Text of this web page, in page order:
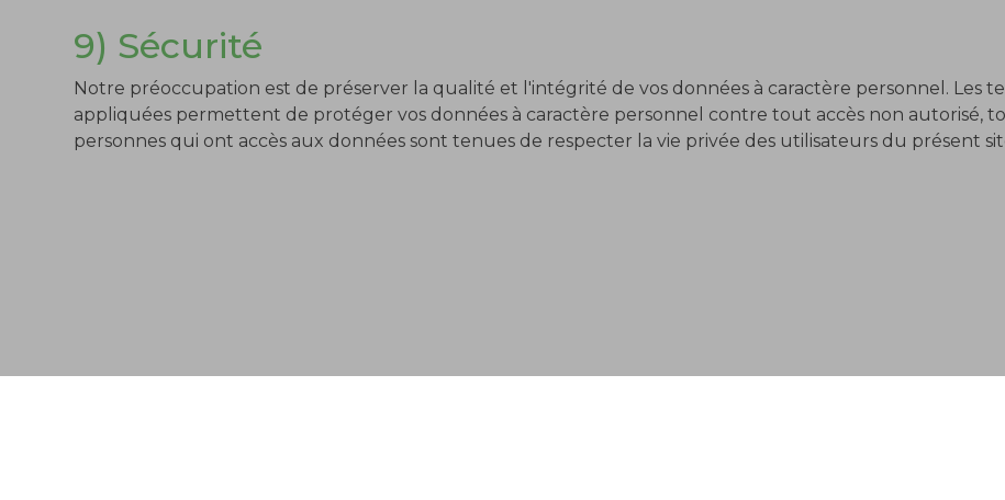
9) Sécurité
Notre préoccupation est de préserver la qualité et l'intégrité de vos données à caractère personnel. Les
appliquées permettent de protéger vos données à caractère personnel contre tout accès non autorisé,
personnes qui ont accès aux données sont tenues de respecter la vie privée des utilisateurs du présent